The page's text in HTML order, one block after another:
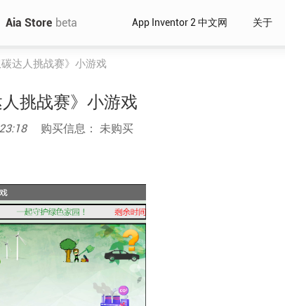
Aia Store beta App Inventor 2 中文网 关于
碳达人挑战赛》小游戏
人挑战赛》小游戏
购买信息： 未购买